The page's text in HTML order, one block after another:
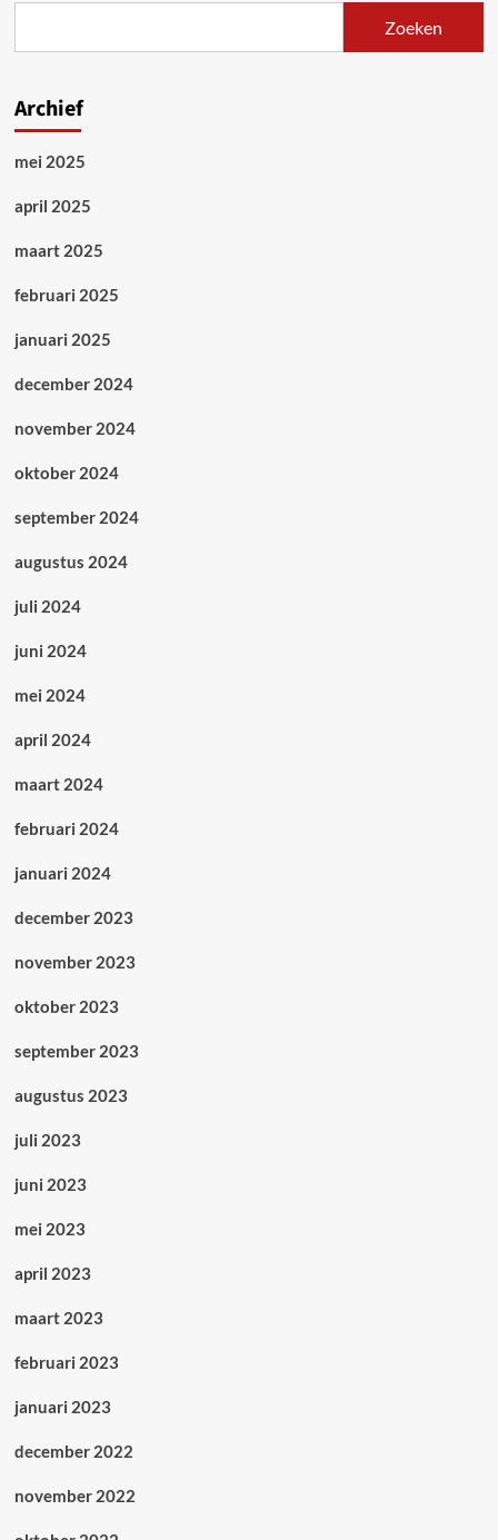
Zoeken
Archief
mei 2025
april 2025
maart 2025
februari 2025
januari 2025
december 2024
november 2024
oktober 2024
september 2024
augustus 2024
juli 2024
juni 2024
mei 2024
april 2024
maart 2024
februari 2024
januari 2024
december 2023
november 2023
oktober 2023
september 2023
augustus 2023
juli 2023
juni 2023
mei 2023
april 2023
maart 2023
februari 2023
januari 2023
december 2022
november 2022